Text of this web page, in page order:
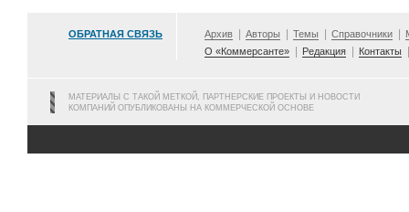
ОБРАТНАЯ СВЯЗЬ Архив Авторы Темы Справочники
О «Коммерсанте»
Редакция Контакты
МАТЕРИАЛЫ С ТАКОЙ МЕТКОЙ, ПАРТНЕРСКИЕ ПРОЕКТЫ И НОВОСТИ
КОМПАНИЙ ОПУБЛИКОВАНЫ НА КОММЕРЧЕСКОЙ ОСНОВЕ